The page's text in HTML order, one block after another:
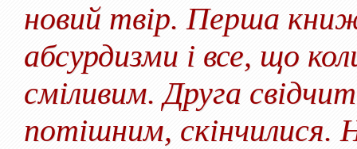
новий твір. Перша
абсурдизми і все, що
сміливим. Друга
потішним, скінчилися.